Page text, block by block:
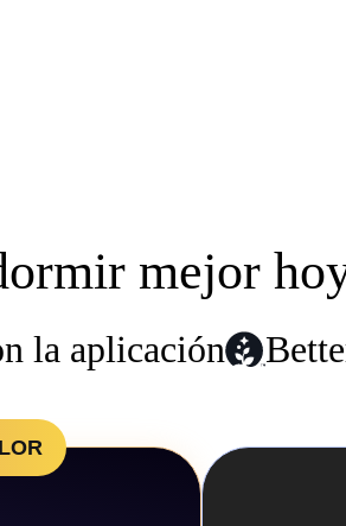
mejor
la aplicación